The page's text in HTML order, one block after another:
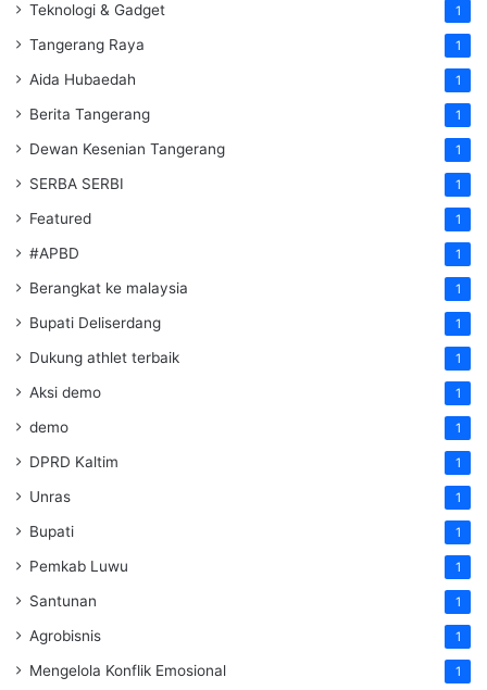
Teknologi & Gadget 1
Tangerang Raya 1
Aida Hubaedah 1
Berita Tangerang 1
Dewan Kesenian Tangerang 1
SERBA SERBI 1
Featured 1
#APBD 1
Berangkat ke malaysia 1
Bupati Deliserdang 1
Dukung athlet terbaik 1
Aksi demo 1
demo 1
DPRD Kaltim 1
Unras 1
Bupati 1
Pemkab Luwu 1
Santunan 1
Agrobisnis 1
Mengelola Konflik Emosional 1